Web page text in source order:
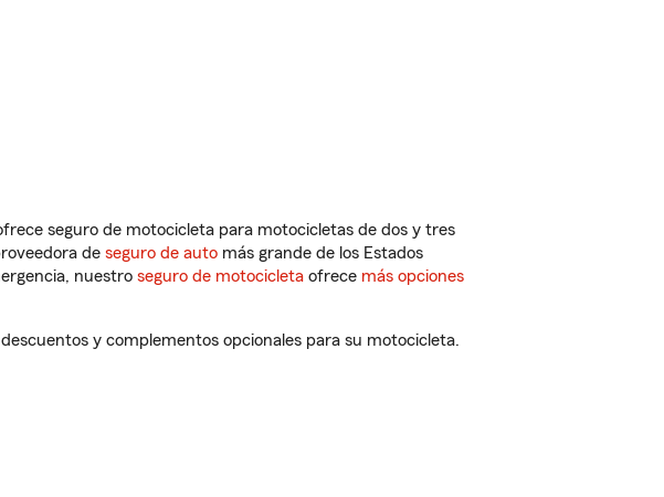
seguro de motocicleta para motocicletas de dos y tres
de seguro de auto más grande de los Estados
nuestro seguro de motocicleta ofrece más opciones
y complementos opcionales para su motocicleta.